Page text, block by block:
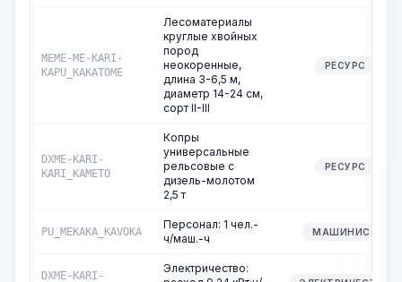
MEME-ME-KARI-
KAPU_KAKATOME
Лесоматериалы
круглые хвойных
пород
неокоренные,
длина 3-6,5 м,
диаметр 14-24 см,
сорт II-III
РЕСУРС
DXME-KARI-
KARI_KAMETO
Копры
универсальные
рельсовые с
дизель-молотом
2,5 т
РЕСУРС
PU_MEKAKA_KAVOKA
Персонал: 1 чел.-
ч/маш.-ч
МАШИНИСТ
DXME-KARI-
Электричество: